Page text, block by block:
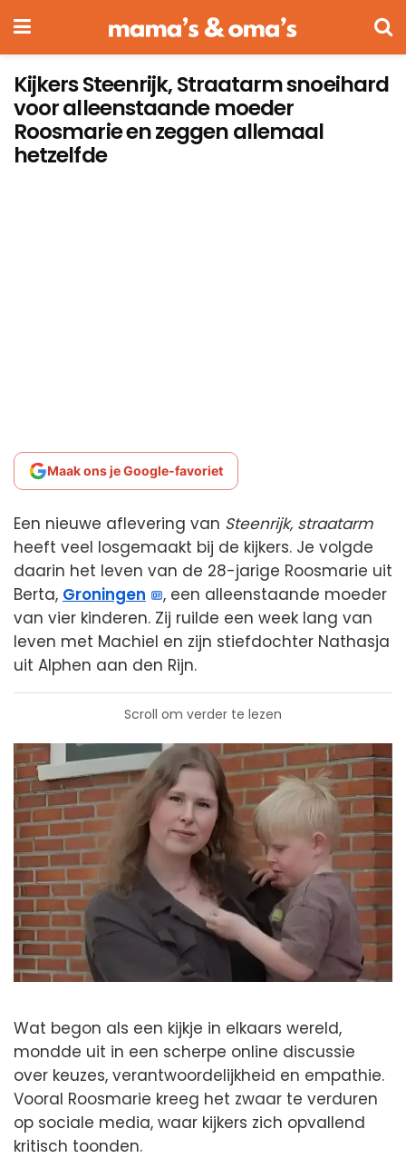
Kijkers Steenrijk, Straatarm snoeihard
voor alleenstaande moeder
Roosmarie en zeggen allemaal
hetzelfde
Maak ons je Google-favoriet
Een nieuwe aflevering van Steenrijk, straatarm
heeft veel losgemaakt bij de kijkers. Je volgde
daarin het leven van de 28-jarige Roosmarie uit
Berta, Groningen
, een alleenstaande moeder
van vier kinderen. Zij ruilde een week lang van
leven met Machiel en zijn stiefdochter Nathasja
uit Alphen aan den Rijn.
Scroll om verder te lezen
Wat begon als een kijkje in elkaars wereld,
mondde uit in een scherpe online discussie
over keuzes, verantwoordelijkheid en empathie.
Vooral Roosmarie kreeg het zwaar te verduren
op sociale media, waar kijkers zich opvallend
kritisch toonden.